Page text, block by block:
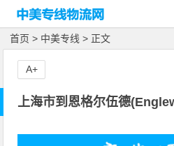
首页 > 中美专线 > 正文
上海市到恩格尔伍德
A+